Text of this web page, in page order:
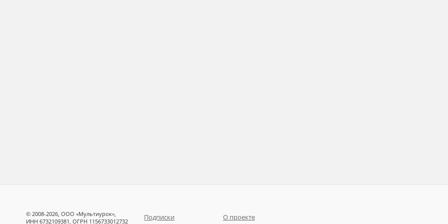
© 2008-2026, ООО «Мультиурок»,
ИНН 6732109381, ОГРН 1156733012732
Подписки О проекте